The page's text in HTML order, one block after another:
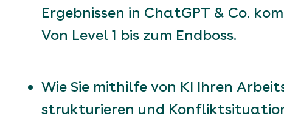
Ergebnissen in ChatGPT & Co.
Von Level 1 bis zum Endboss.
Wie Sie mithilfe von KI Ihren
strukturieren und